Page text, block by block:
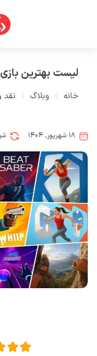
لیست بهترین
خانه وبلاگ نقد
۱۸ شهریور, ۱۴۰۴